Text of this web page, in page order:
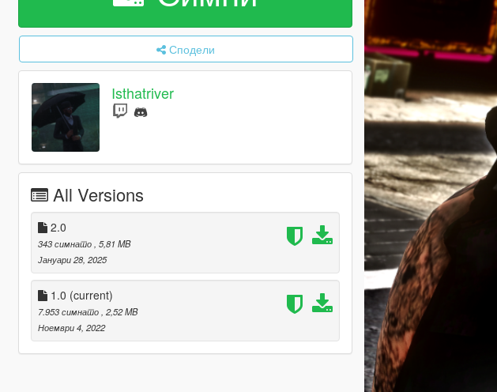
Сподели
Isthatriver
All Versions
2.0
343 симнато , 5,81 MB
Јануари 28, 2025
1.0 (current)
7.953 симнато , 2,52 MB
Ноември 4, 2022